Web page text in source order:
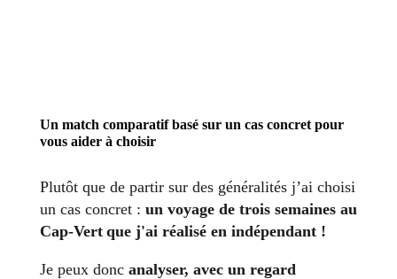
Un match comparatif basé sur un cas concret pour
vous aider à choisir
Plutôt que de partir sur des généralités j’ai choisi
un cas concret : un voyage de trois semaines au
Cap-Vert que j'ai réalisé en indépendant !
Je peux donc analyser, avec un regard